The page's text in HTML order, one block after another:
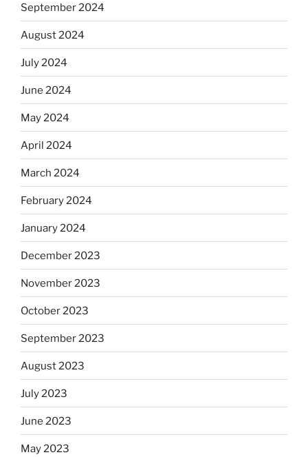
September 2024
August 2024
July 2024
June 2024
May 2024
April 2024
March 2024
February 2024
January 2024
December 2023
November 2023
October 2023
September 2023
August 2023
July 2023
June 2023
May 2023